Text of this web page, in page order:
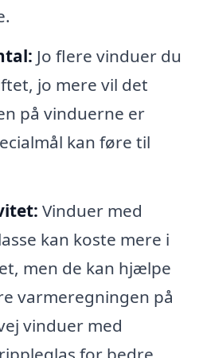
Jo flere vinduer du
jo mere vil det
på vinduerne er
kan føre til
Vinduer med
kan koste mere i
men de kan hjælpe
varmeregningen på
vinduer med